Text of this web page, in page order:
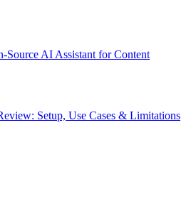
Source AI Assistant for Content
Setup, Use Cases & Limitations